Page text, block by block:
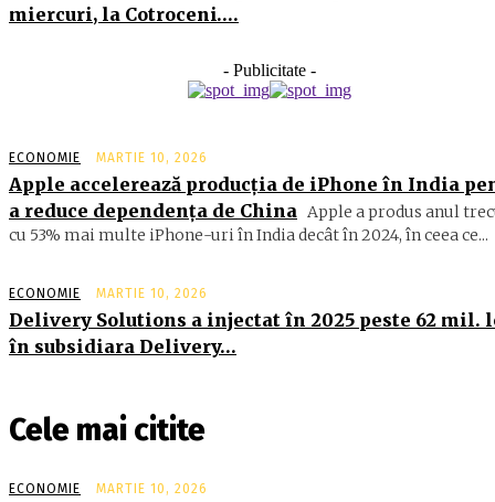
miercuri, la Cotroceni….
- Publicitate -
ECONOMIE MARTIE 10, 2026
Apple accelerează producția de iPhone în India
a reduce dependența de China Apple a produs anul
cu 53% mai multe iPhone-uri în India decât în 2024, în ceea ce...
ECONOMIE MARTIE 10, 2026
Delivery Solutions a injectat în 2025 peste 62 mil.
în subsidiara Delivery…
Cele mai citite
ECONOMIE MARTIE 10, 2026